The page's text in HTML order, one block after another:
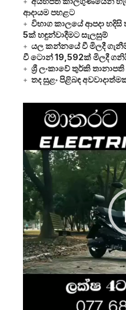
ආදායම පහළට
විභාග කාලයේ ආපදා
5ක් හඳුන්වාදීමට සැලසුම්
යල කන්නයේ වී මිලදී
වී ටොන් 19,592ක් මිලදී
ශ්‍රී ලංකාවේ තුර්කි
තද සුළං පිළිබඳ
Player